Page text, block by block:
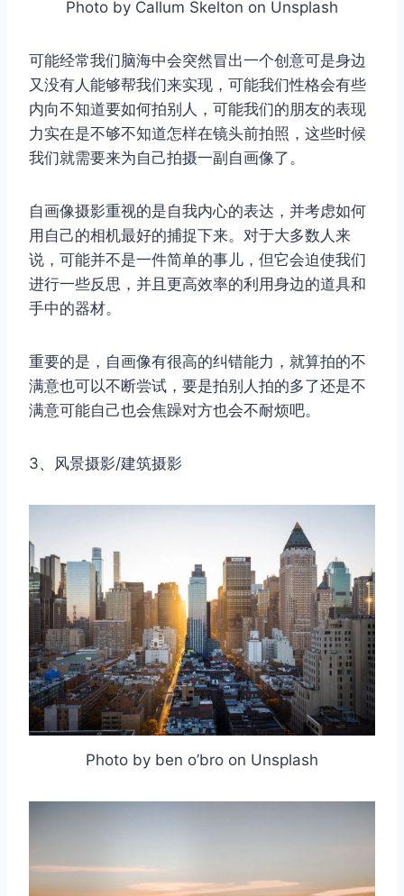
Photo by Callum Skelton on Unsplash
可能经常我们脑海中会突然冒出一个创意可是身边
又没有人能够帮我们来实现，可能我们性格会有些
内向不知道要如何拍别人，可能我们的朋友的表现
力实在是不够不知道怎样在镜头前拍照，这些时候
我们就需要来为自己拍摄一副自画像了。
自画像摄影重视的是自我内心的表达，并考虑如何
用自己的相机最好的捕捉下来。对于大多数人来
说，可能并不是一件简单的事儿，但它会迫使我们
进行一些反思，并且更高效率的利用身边的道具和
手中的器材。
重要的是，自画像有很高的纠错能力，就算拍的不
满意也可以不断尝试，要是拍别人拍的多了还是不
满意可能自己也会焦躁对方也会不耐烦吧。
3、风景摄影/建筑摄影
Photo by ben o’bro on Unsplash